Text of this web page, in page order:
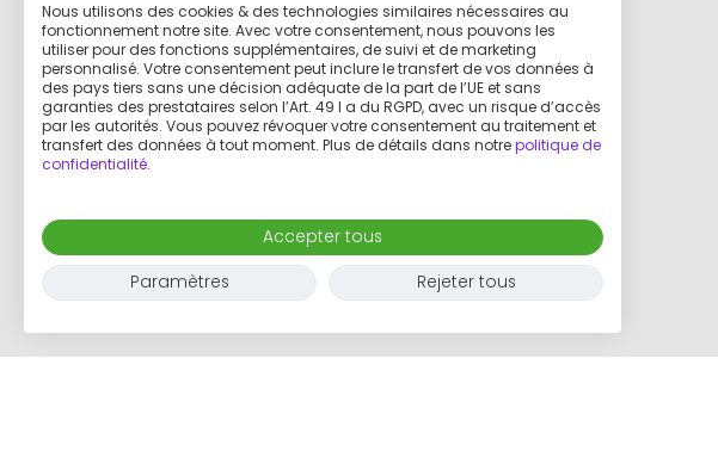
Nous utilisons des cookies & des technologies similaires nécessaires au
fonctionnement notre site. Avec votre consentement, nous pouvons les
utiliser pour des fonctions supplémentaires, de suivi et de marketing
personnalisé. Votre consentement peut inclure le transfert de vos données à
des pays tiers sans une décision adéquate de la part de l’UE et sans
garanties des prestataires selon l’Art. 49 I a du RGPD, avec un risque d’accès
par les autorités. Vous pouvez révoquer votre consentement au traitement et
transfert des données à tout moment. Plus de détails dans notrepolitique de
confidentialité.
Accepter tous
Paramètres
Rejeter tous